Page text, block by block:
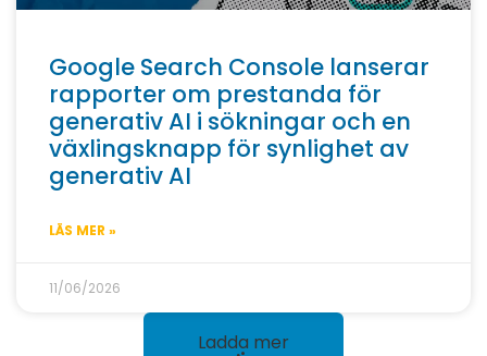
Google Search Console lanserar
rapporter om prestanda för
generativ AI i sökningar och en
växlingsknapp för synlighet av
generativ AI
LÄS MER »
11/06/2026
Ladda mer